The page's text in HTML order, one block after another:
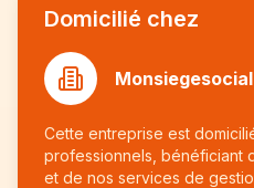
Domicilié chez
Monsiegesocial
Cette entreprise est
professionnels, bénéficiant
et de nos services de